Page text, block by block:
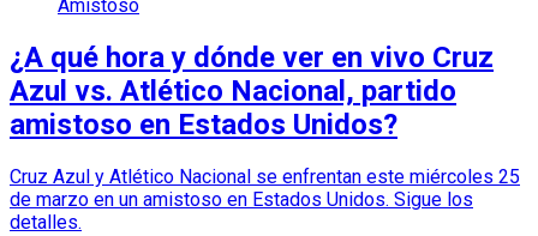
Amistoso
¿A qué hora y dónde ver en vivo Cruz
Azul vs. Atlético Nacional, partido
amistoso en Estados Unidos?
Cruz Azul y Atlético Nacional se enfrentan este miércoles 25
de marzo en un amistoso en Estados Unidos. Sigue los
detalles.